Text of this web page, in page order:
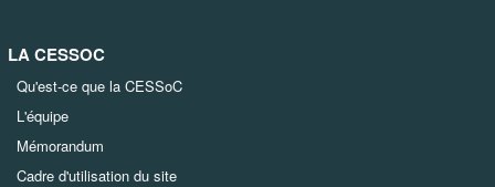
LA CESSOC
Qu'est-ce que la CESSoC
L'équipe
Mémorandum
Cadre d'utilisation du site